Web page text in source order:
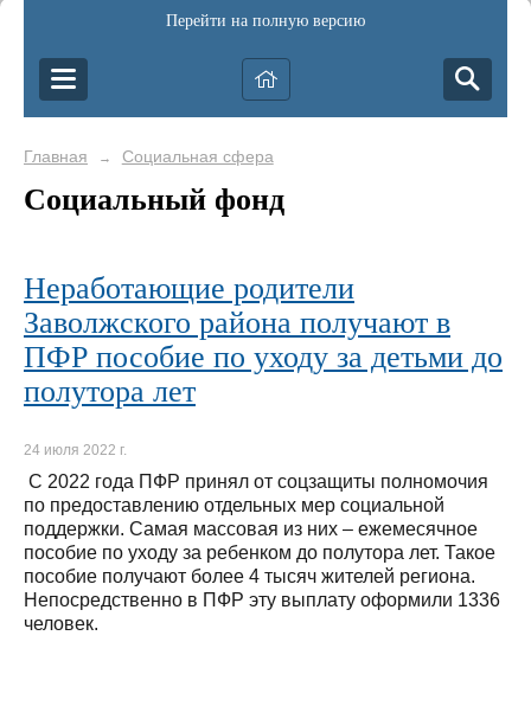
Перейти на полную версию
Главная → Социальная сфера
Социальный фонд
Неработающие родители
Заволжского района получают в
ПФР пособие по уходу за детьми до
полутора лет
24 июля 2022 г.
С 2022 года ПФР принял от соцзащиты полномочия
по предоставлению отдельных мер социальной
поддержки. Самая массовая из них – ежемесячное
пособие по уходу за ребенком до полутора лет. Такое
пособие получают более 4 тысяч жителей региона.
Непосредственно в ПФР эту выплату оформили 1336
человек.